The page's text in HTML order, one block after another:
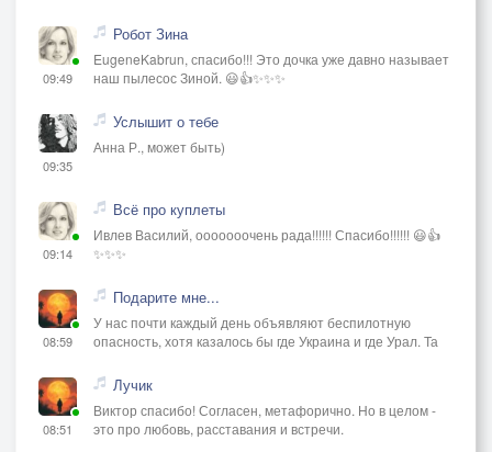
09:49
Робот Зина
EugeneKabrun, спасибо!!! Это дочка уже давно называет
наш пылесос Зиной. 😃👍✨✨✨
09:35
Услышит о тебе
Анна Р., может быть)
09:14
Всё про куплеты
Ивлев Василий, ооооооочень рада!!!!!! Спасибо!!!!!! 😃👍
✨✨✨
08:59
Подарите мне...
У нас почти каждый день объявляют беспилотную
опасность, хотя казалось бы где Украина и где Урал. Та
08:51
Лучик
Виктор спасибо! Согласен, метафорично. Но в целом -
это про любовь, расставания и встречи.